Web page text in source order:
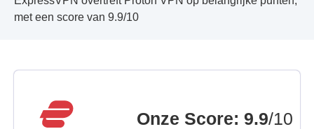
met een score van 9.9/10
Onze Score: 9.9/10